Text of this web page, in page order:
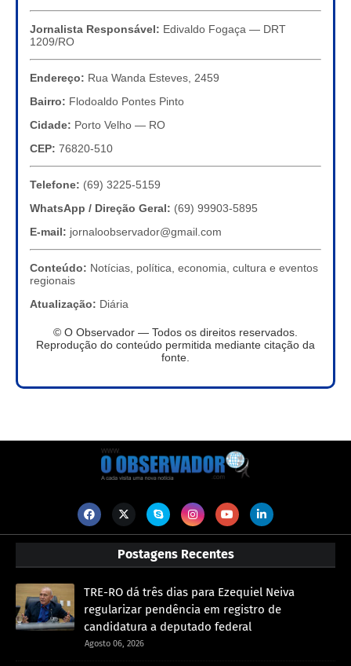
Jornalista Responsável: Edivaldo Fogaça — DRT
1209/RO
Endereço: Rua Wanda Esteves, 2459
Bairro: Flodoaldo Pontes Pinto
Cidade: Porto Velho — RO
CEP: 76820-510
Telefone: (69) 3225-5159
WhatsApp / Direção Geral: (69) 99903-5895
E-mail: jornaloobservador@gmail.com
Conteúdo: Notícias, política, economia, cultura e eventos
regionais
Atualização: Diária
© O Observador — Todos os direitos reservados.
Reprodução do conteúdo permitida mediante citação da
fonte.
Postagens Recentes
TRE-RO dá três dias para Ezequiel Neiva
regularizar pendência em registro de
candidatura a deputado federal
Agosto 06, 2026